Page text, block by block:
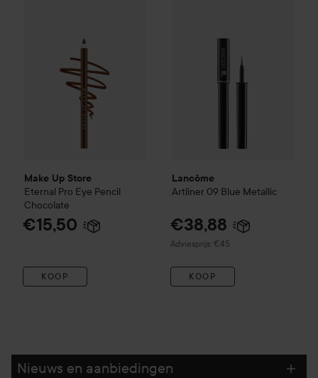
Make Up Store
Eternal Pro Eye Pencil
Chocolate
€15,50
KOOP
Lancôme
Artliner 09 Blue Metallic
€38,88
Adviesprijs: €45
Aanbevolen prijs €45
KOOP
Nieuws en aanbiedingen